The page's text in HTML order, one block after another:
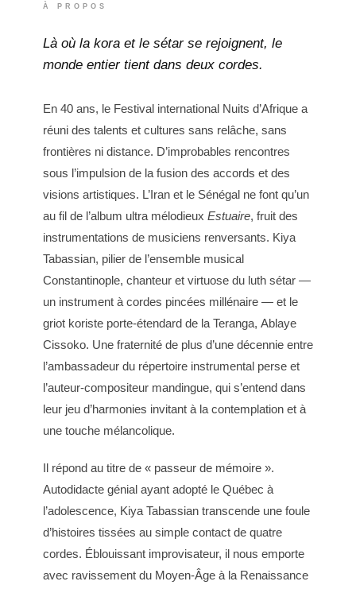
À PROPOS
Là où la kora et le sétar se rejoignent, le
monde entier tient dans deux cordes.
En 40 ans, le Festival international Nuits d’Afrique a
réuni des talents et cultures sans relâche, sans
frontières ni distance. D’improbables rencontres
sous l’impulsion de la fusion des accords et des
visions artistiques. L’Iran et le Sénégal ne font qu’un
au fil de l’album ultra mélodieux Estuaire, fruit des
instrumentations de musiciens renversants. Kiya
Tabassian, pilier de l’ensemble musical
Constantinople, chanteur et virtuose du luth sétar —
un instrument à cordes pincées millénaire — et le
griot koriste porte-étendard de la Teranga, Ablaye
Cissoko. Une fraternité de plus d’une décennie entre
l’ambassadeur du répertoire instrumental perse et
l’auteur-compositeur mandingue, qui s’entend dans
leur jeu d’harmonies invitant à la contemplation et à
une touche mélancolique.
Il répond au titre de « passeur de mémoire ».
Autodidacte génial ayant adopté le Québec à
l’adolescence, Kiya Tabassian transcende une foule
d’histoires tissées au simple contact de quatre
cordes. Éblouissant improvisateur, il nous emporte
avec ravissement du Moyen-Âge à la Renaissance